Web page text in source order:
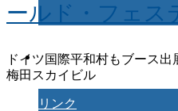
ご協力ください
ールド・フェ
ドイツ国際平和村もブース
梅田スカイビル
リンク